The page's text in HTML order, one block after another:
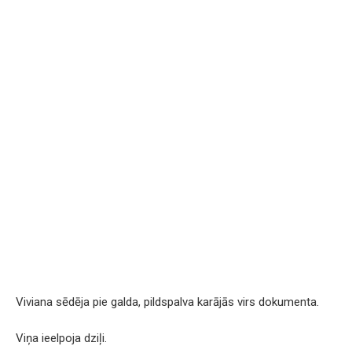
Viviana sēdēja pie galda, pildspalva karājās virs dokumenta.
Viņa ieelpoja dziļi.